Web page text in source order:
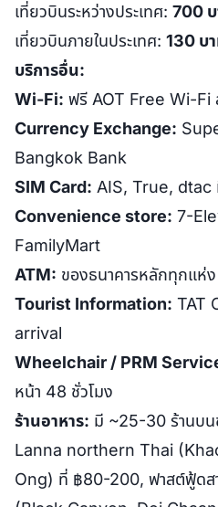
เที่ยวบินระหว่างประเทศ: 700
เที่ยวบินภายในประเทศ: 130 บ
บริการอื่น:
Wi-Fi: ฟรี AOT Free Wi-Fi
Currency Exchange:
Bangkok Bank
SIM Card: AIS, True, dtac
Convenience store: 7-
FamilyMart
ATM: ของธนาคารหลักทุกแห่ง
Tourist Information: TAT
arrival
Wheelchair / PRM
หน้า 48 ชั่วโมง
ร้านอาหาร: มี ~25-30 ร้านบ
Lanna northern Thai
Ong) ที่ ฿80-200, ฟาสต์ฟู้ดส